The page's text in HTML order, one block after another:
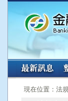
:::
現在位置：法